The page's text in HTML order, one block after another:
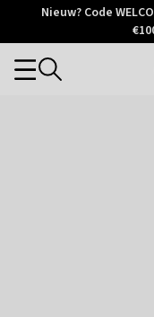
Otrium
Trustpilot
Nieuw? Code
Categories